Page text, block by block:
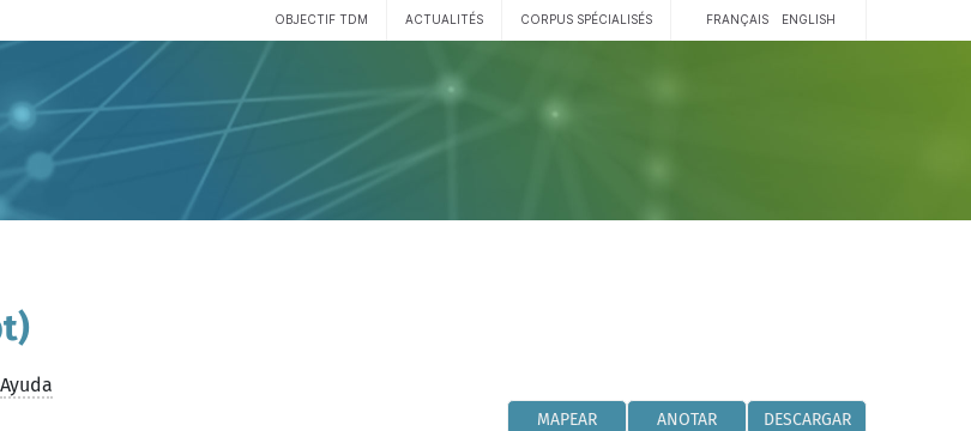
OBJECTIF TDM ACTUALITÉS CORPUS SPÉCIALISÉS FRANÇAIS ENGLISH
Ayuda
MAPEAR ANOTAR DESCARGAR